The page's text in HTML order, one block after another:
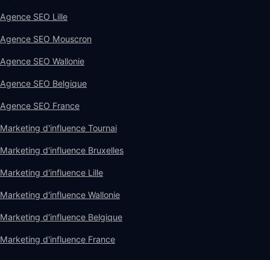
Agence SEO Lille
Agence SEO Mouscron
Agence SEO Wallonie
Agence SEO Belgique
Agence SEO France
Marketing d'influence Tournai
Marketing d'influence Bruxelles
Marketing d'influence Lille
Marketing d'influence Wallonie
Marketing d'influence Belgique
Marketing d'influence France